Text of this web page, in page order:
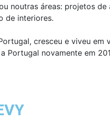
noutras áreas: projetos
de interiores.
cresceu e viveu em
Portugal novamente em